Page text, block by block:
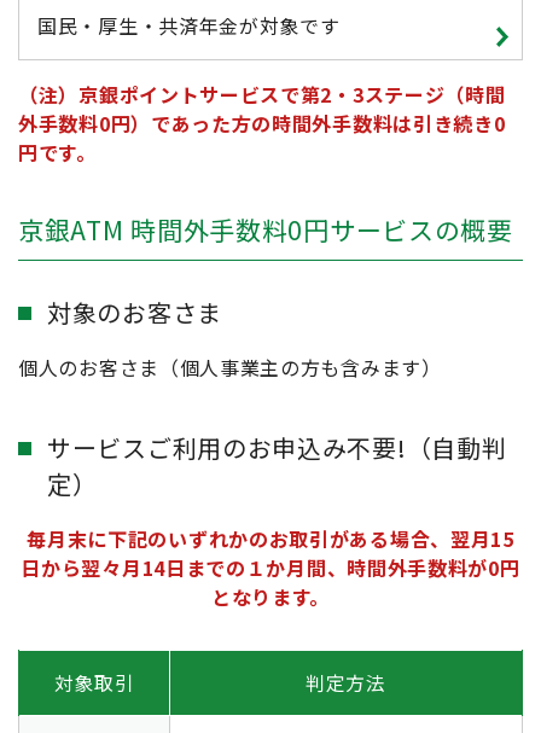
国民・厚生・共済年金が対象です
（注）京銀ポイントサービスで第2・3ステージ（時間
外手数料0円）であった方の時間外手数料は引き続き0
円です。
京銀ATM 時間外手数料0円サービスの概要
対象のお客さま
個人のお客さま（個人事業主の方も含みます）
サービスご利用のお申込み不要!（自動判
定）
毎月末に下記のいずれかのお取引がある場合、翌月15
日から翌々月14日までの１か月間、時間外手数料が0円
となります。
対象取引 判定方法